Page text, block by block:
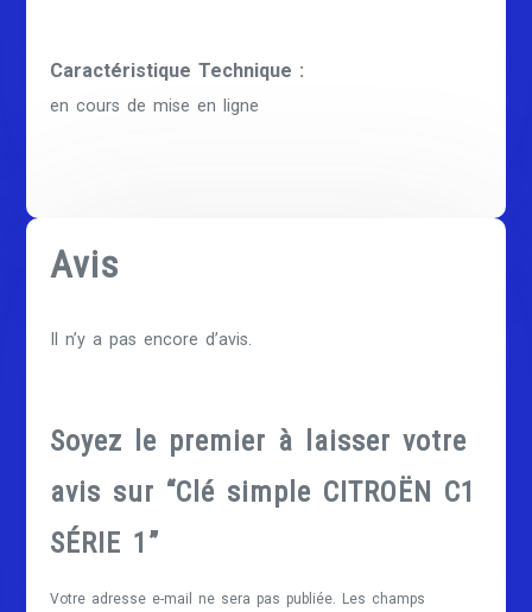
Caractéristique Technique :
en cours de mise en ligne
Avis
Il n’y a pas encore d’avis.
Soyez le premier à laisser votre
avis sur “Clé simple CITROËN C1
SÉRIE 1”
Votre adresse e-mail ne sera pas publiée.
Les champs